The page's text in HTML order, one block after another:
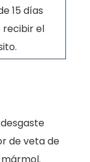
15 días
recibir el
de veta de